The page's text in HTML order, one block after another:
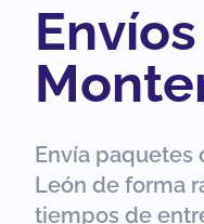
Envía paquetes
León de forma
tiempos de